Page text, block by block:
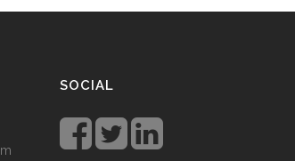
SOCIAL